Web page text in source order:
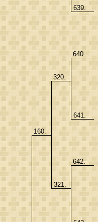
639.
160.
320.
640.
641.
321.
642.